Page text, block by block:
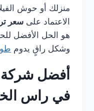
منزلك أو حوش
الاعتماد على سعر
هو الحل الأفضل
وشكل راقٍ يدوم
أفضل شركة
في راس